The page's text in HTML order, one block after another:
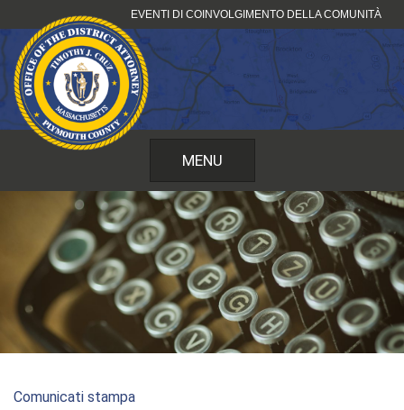
al
contenuto
EVENTI DI COINVOLGIMENTO DELLA COMUNITÀ
MENU
Comunicati stampa